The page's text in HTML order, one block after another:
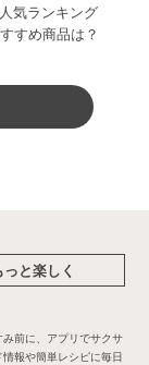
気ランキング
すめ商品は？
と楽しく
前に、アプリでサクサ
報や簡単レシピに毎日